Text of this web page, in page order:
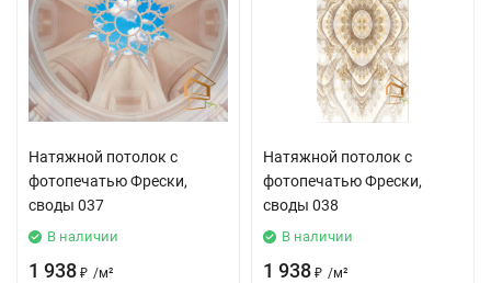
Натяжной потолок с
фотопечатью Фрески,
своды 037
В наличии
1 938 ₽ /м²
Натяжной потолок с
фотопечатью Фрески,
своды 038
В наличии
1 938 ₽ /м²